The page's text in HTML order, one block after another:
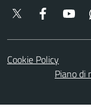
Twitter Facebook
Cookie Policy
Piano di